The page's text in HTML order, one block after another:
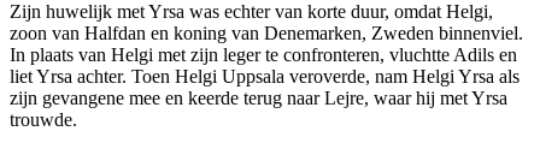
Zijn huwelijk met Yrsa was echter van korte duur, omdat Helgi,
zoon van Halfdan en koning van Denemarken, Zweden binnenviel.
In plaats van Helgi met zijn leger te confronteren, vluchtte Adils en
liet Yrsa achter. Toen Helgi Uppsala veroverde, nam Helgi Yrsa als
zijn gevangene mee en keerde terug naar Lejre, waar hij met Yrsa
trouwde.